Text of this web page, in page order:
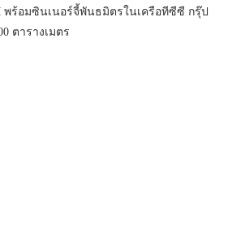
พร้อมซินเนอร์จี้พันธมิตรในเครือทีซีซี กรุ๊ป
ตารางเมตร